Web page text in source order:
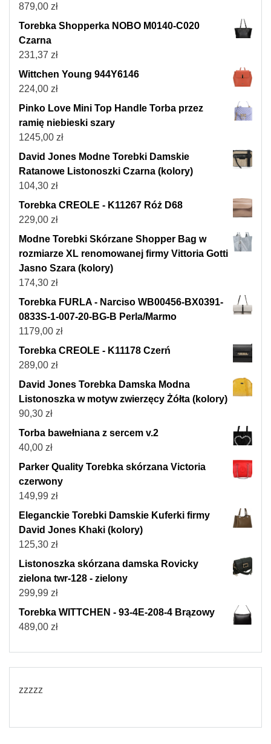
879,00 zł
Torebka Shopperka NOBO M0140-C020
Czarna
231,37 zł
Wittchen Young 944Y6146
224,00 zł
Pinko Love Mini Top Handle Torba przez
ramię niebieski szary
1245,00 zł
David Jones Modne Torebki Damskie
Ratanowe Listonoszki Czarna (kolory)
104,30 zł
Torebka CREOLE - K11267 Róż D68
229,00 zł
Modne Torebki Skórzane Shopper Bag w
rozmiarze XL renomowanej firmy Vittoria Gotti
Jasno Szara (kolory)
174,30 zł
Torebka FURLA - Narciso WB00456-BX0391-
0833S-1-007-20-BG-B Perla/Marmo
1179,00 zł
Torebka CREOLE - K11178 Czerń
289,00 zł
David Jones Torebka Damska Modna
Listonoszka w motyw zwierzęcy Żółta (kolory)
90,30 zł
Torba bawełniana z sercem v.2
40,00 zł
Parker Quality Torebka skórzana Victoria
czerwony
149,99 zł
Eleganckie Torebki Damskie Kuferki firmy
David Jones Khaki (kolory)
125,30 zł
Listonoszka skórzana damska Rovicky
zielona twr-128 - zielony
299,99 zł
Torebka WITTCHEN - 93-4E-208-4 Brązowy
489,00 zł
zzzzz